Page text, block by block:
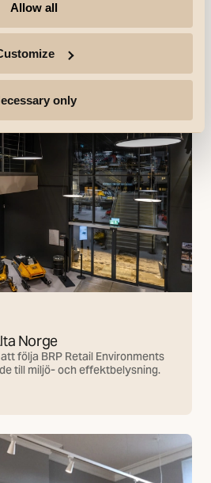
Allow all
only
från färger och musik till varor
har uppdaterats.
Norge
följa BRP Retail Environments
till miljö- och effektbelysning.